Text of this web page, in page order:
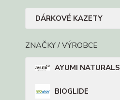
DÁRKOVÉ KAZETY
ZNAČKY / VÝROBCE
AYUMI NATURALS
BIOGLIDE